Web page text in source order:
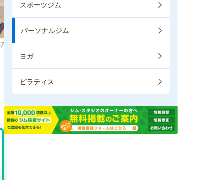
スポーツジム
パーソナルジム
ヨガ
ピラティス